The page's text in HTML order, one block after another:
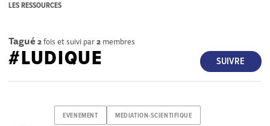
LES RESSOURCES
Tagué 2fois et suivi par2 membres
SUIVRE
#LUDIQUE
EVENEMENT MEDIATION-SCIENTIFIQUE